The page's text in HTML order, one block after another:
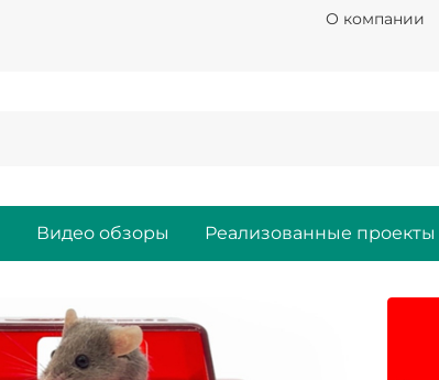
О компании
Видео обзоры Реализованные проекты